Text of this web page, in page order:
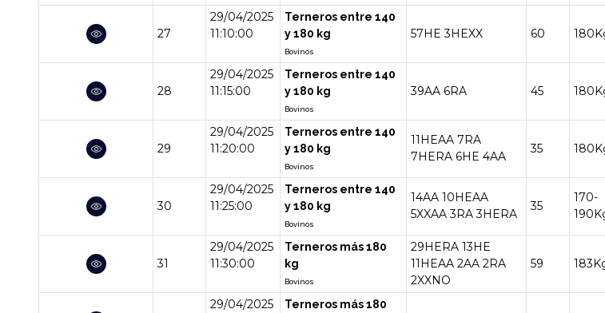
27
29/04/2025
11:10:00
Terneros entre 140
y 180 kg
Bovinos
57HE3HEXX 60
28
29/04/2025
11:15:00
Terneros entre 140
y 180 kg
Bovinos
39AA 6RA 45
29
29/04/2025
11:20:00
Terneros entre 140
y 180 kg
Bovinos
11HEAA 7RA
7HERA 6HE 4AA
35
30
29/04/2025
11:25:00
Terneros entre 140
y 180 kg
Bovinos
14AA 10HEAA
5XXAA3RA3HERA
35
170-
31
29/04/2025
11:30:00
Terneros más 180
kg
Bovinos
29HERA 13HE
11HEAA 2AA 2RA
2XXNO
59
29/04/2025
Terneros más 180